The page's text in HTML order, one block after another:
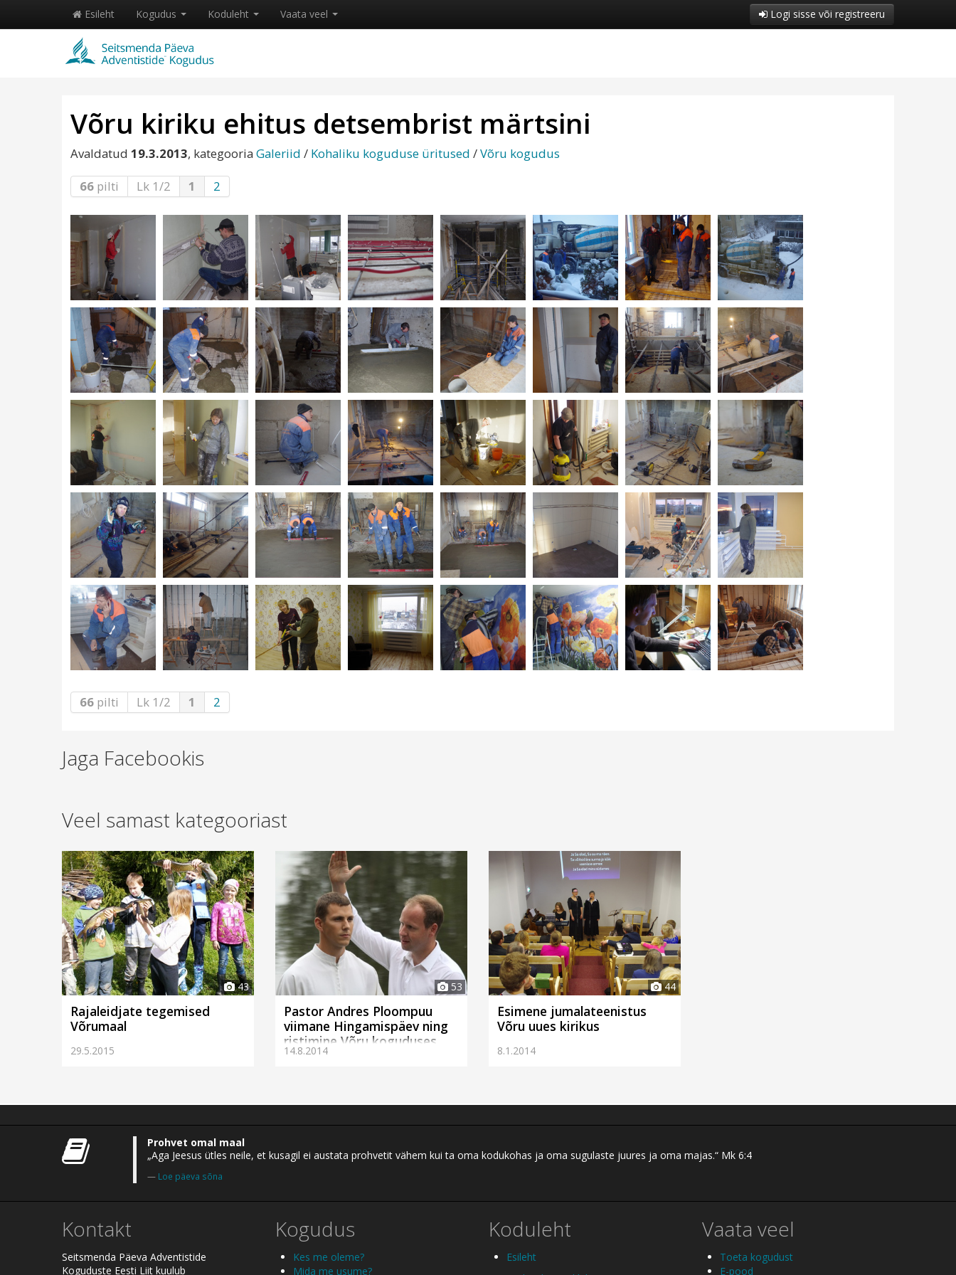
Esileht Kogudus Koduleht Vaata veel Logi sisse või registreeru
Võru kiriku ehitus detsembrist märtsini
Avaldatud 19.3.2013, kategooria Galeriid / Kohaliku koguduse üritused /Võru kogudus
66 pilti Lk 1/2 1 2
66 pilti Lk 1/2 1 2
Jaga Facebookis
Veel samast kategooriast
43
Rajaleidjate tegemised
Võrumaal
29.5.2015
53
Pastor Andres Ploompuu
viimane Hingamispäev ning
ristimine Võru koguduses
14.8.2014
44
Esimene jumalateenistus
Võru uues kirikus
8.1.2014
Prohvet omal maal
„Aga Jeesus ütles neile, et kusagil ei austata prohvetit vähem kui ta oma kodukohas ja oma sugulaste juures ja oma majas.“ Mk 6:4
Loe päeva sõna
Kontakt
Seitsmenda Päeva Adventistide
Koguduste Eesti Liit kuulub
Kogudus
Kes me oleme?
Mida me usume?
Koduleht
Esileht
Vaata veel
Toeta kogudust
E-pood